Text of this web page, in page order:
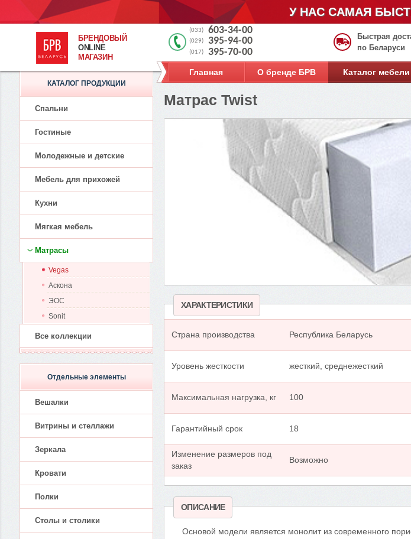
У НАС САМАЯ
БРЕНДОВЫЙ
ONLINE
МАГАЗИН
(033) 603-34-00
(029) 395-94-00
(017) 395-70-00
Быстрая
по Беларуси
Главная О бренде БРВ Каталог мебели
Матрас Twist
ХАРАКТЕРИСТИКИ
Страна производства Республика Беларусь
Уровень жесткости жесткий, среднежесткий
Максимальная нагрузка, кг 100
Гарантийный срок 18
Изменение размеров под
заказ
Возможно
ОПИСАНИЕ
Основой модели является монолит из современного
КАТАЛОГ ПРОДУКЦИИ
Спальни
Гостиные
Молодежные и детские
Мебель для прихожей
Кухни
Мягкая мебель
Матрасы
Vegas
Аскона
ЭОС
Sonit
Все коллекции
Отдельные элементы
Вешалки
Витрины и стеллажи
Зеркала
Кровати
Полки
Столы и столики